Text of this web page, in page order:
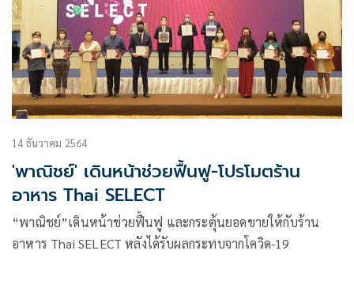
14 ธันวาคม 2564
'พาณิชย์' เดินหน้าช่วยฟื้นฟู-โปรโมตร้าน
อาหาร Thai SELECT
“พาณิชย์”เดินหน้าช่วยฟื้นฟู และกระตุ้นยอดขายให้กับร้าน
อาหาร Thai SELECT หลังได้รับผลกระทบจากโควิด-19